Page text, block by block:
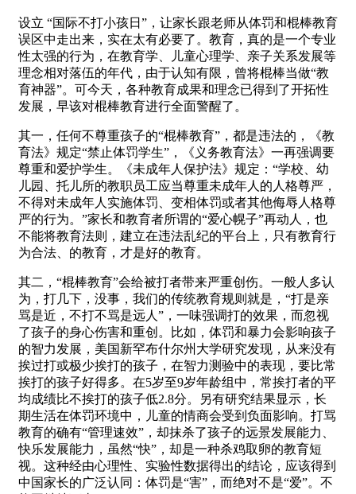
设立 “国际不打小孩日”，让家长跟老师从体罚和棍棒教育
误区中走出来，实在太有必要了。教育，真的是一个专业
性太强的行为，在教育学、儿童心理学、亲子关系发展等
理念相对落伍的年代，由于认知有限，曾将棍棒当做“教
育神器”。可今天，各种教育成果和理念已得到了开拓性
发展，早该对棍棒教育进行全面警醒了。
其一，任何不尊重孩子的“棍棒教育”，都是违法的，《教
育法》规定“禁止体罚学生”，《义务教育法》一再强调要
尊重和爱护学生。《未成年人保护法》规定：“学校、幼
儿园、托儿所的教职员工应当尊重未成年人的人格尊严，
不得对未成年人实施体罚、变相体罚或者其他侮辱人格尊
严的行为。”家长和教育者所谓的“爱心幌子”再动人，也
不能将教育法则，建立在违法乱纪的平台上，只有教育行
为合法、的教育，才是好的教育。
其二，“棍棒教育”会给被打者带来严重创伤。一般人多认
为，打几下，没事，我们的传统教育规则就是，“打是亲
骂是近，不打不骂是远人”，一味强调打的效果，而忽视
了孩子的身心伤害和重创。比如，体罚和暴力会影响孩子
的智力发展，美国新罕布什尔州大学研究发现，从来没有
挨过打或极少挨打的孩子，在智力测验中的表现，要比常
挨打的孩子好得多。在5岁至9岁年龄组中，常挨打者的平
均成绩比不挨打的孩子低2.8分。另有研究结果显示，长
期生活在体罚环境中，儿童的情商会受到负面影响。打骂
教育的确有“管理速效”，却抹杀了孩子的远景发展能力、
快乐发展能力，虽然“快”，却是一种杀鸡取卵的教育短
视。这种经由心理性、实验性数据得出的结论，应该得到
中国家长的广泛认同：体罚是“害”，而绝对不是“爱”。不